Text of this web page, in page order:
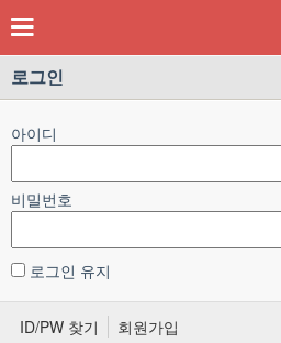
로그인
아이디
비밀번호
로그인 유지
ID/PW 찾기 회원가입